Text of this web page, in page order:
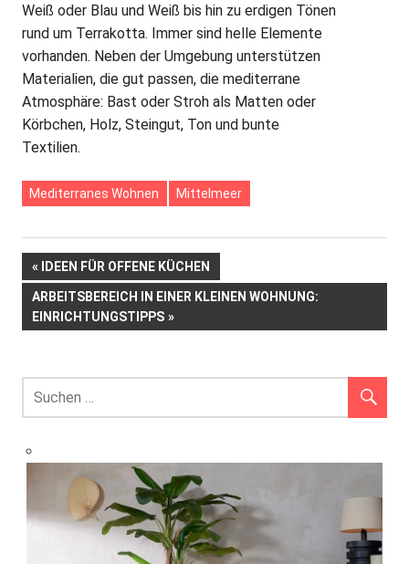
Weiß oder Blau und Weiß bis hin zu erdigen Tönen
rund um Terrakotta. Immer sind helle Elemente
vorhanden. Neben der Umgebung unterstützen
Materialien, die gut passen, die mediterrane
Atmosphäre: Bast oder Stroh als Matten oder
Körbchen, Holz, Steingut, Ton und bunte
Textilien.
Mediterranes Wohnen Mittelmeer
Beitrags-
Navigation
VORHERIGER
BEITRAG:
IDEEN FÜR OFFENE KÜCHEN
NÄCHSTER
BEITRAG:
ARBEITSBEREICH IN EINER KLEINEN WOHNUNG:
EINRICHTUNGSTIPPS